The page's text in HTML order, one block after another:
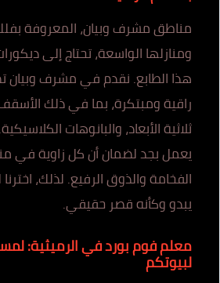
مناطق مشرف وبيان، المعروفة
ومنازلها الواسعة، تحتاج إلى
هذا الطابع. نقدم في مشرف وبيان
راقية ومبتكرة، بما في ذلك الأسقف
ثلاثية الأبعاد، والبانوهات
يعمل بجد لضمان أن كل زاوية في
الفخامة والذوق الرفيع. لذلك،
يبدو وكأنه قصر حقيقي.
معلم فوم بورد في الرميثية:
لبيوتكم